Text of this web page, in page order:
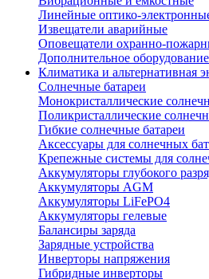
Линейные оптико-
Извещатели аварийные
Оповещатели охранно-
Дополнительное
Климатика и альтернативная
Солнечные батареи
Монокристаллические
Поликристаллические
Гибкие солнечные батареи
Аксессуары для солнечных
Крепежные системы для
Аккумуляторы глубокого
Аккумуляторы AGM
Аккумуляторы LiFePO4
Аккумуляторы гелевые
Балансиры заряда
Зарядные устройства
Инверторы напряжения
Гибридные инверторы